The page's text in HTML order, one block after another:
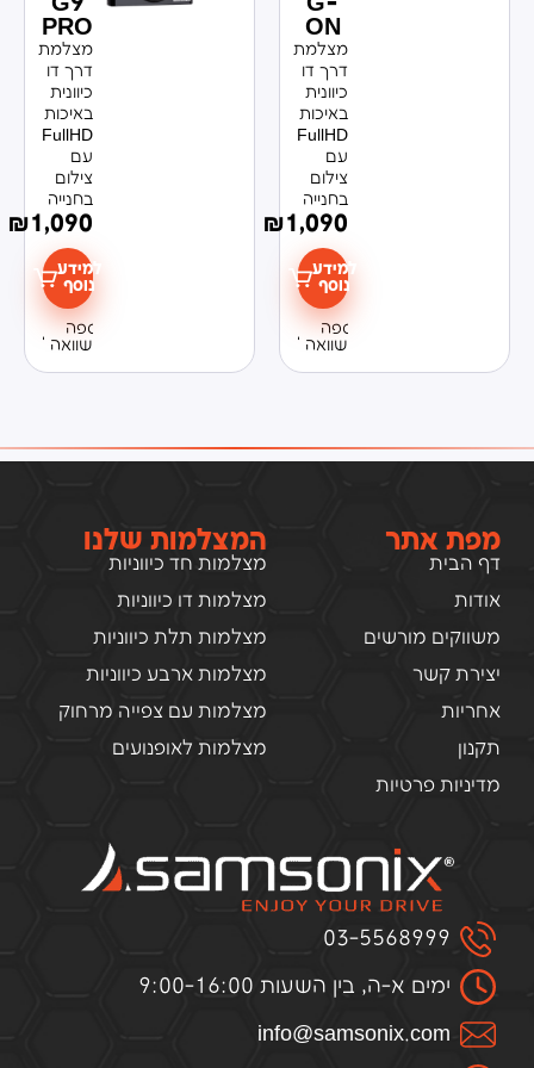
ON
מצלמת
דרך דו
כיוונית
באיכות
FullHD
עם
צילום
בחנייה
₪1,090
הוספה
להשוואה
למידע
נוסף
PRO
מצלמת
דרך דו
כיוונית
באיכות
FullHD
עם
צילום
בחנייה
₪1,090
הוספה
להשוואה
למידע
נוסף
מפת אתר
דף הבית
אודות
משווקים מורשים
יצירת קשר
אחריות
תקנון
מדיניות פרטיות
המצלמות שלנו
מצלמות חד כיווניות
מצלמות דו כיווניות
מצלמות תלת כיווניות
מצלמות ארבע כיווניות
מצלמות עם צפייה מרחוק
מצלמות לאופנועים
03-5568999
ימים א-ה, בין השעות 9:00-16:00
infо@samsоnix.cоm